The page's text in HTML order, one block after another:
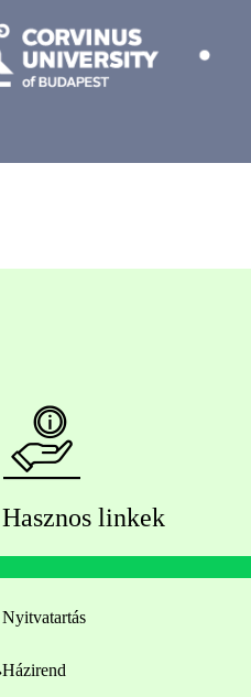
Hasznos linkek
Nyitvatartás
Házirend